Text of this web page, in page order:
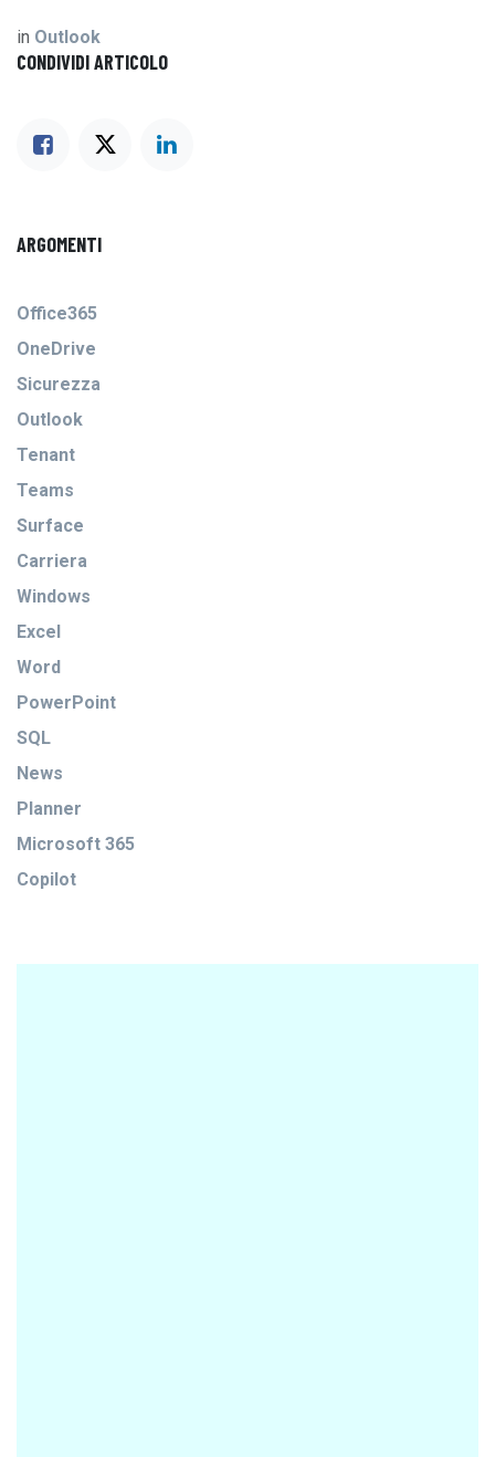
in Outlook
CONDIVIDI ARTICOLO
ARGOMENTI
Office365
OneDrive
Sicurezza
Outlook
Tenant
Teams
Surface
Carriera
Windows
Excel
Word
PowerPoint
SQL
News
Planner
Microsoft 365
Copilot